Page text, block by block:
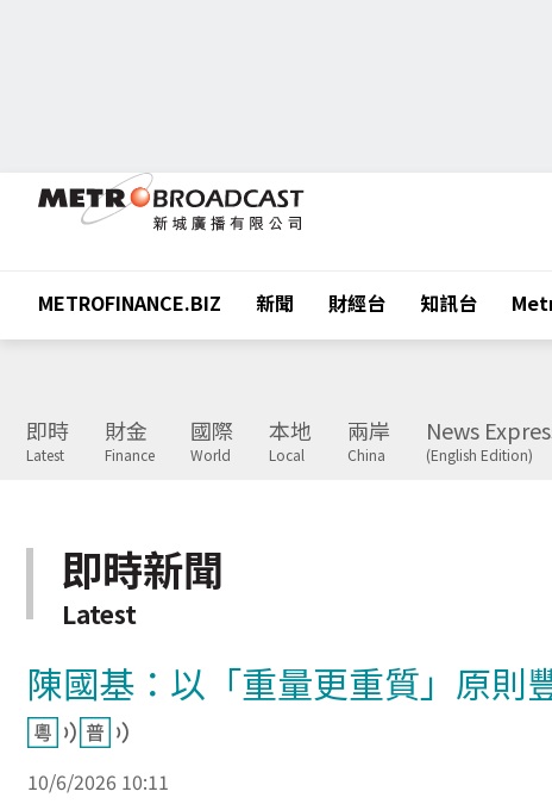
METROFINANCE.BIZ 新聞 財經台 知訊台
即時
Latest
財金
Finance
國際
World
本地
Local
兩岸
China
News
(English Edition)
即時新聞
Latest
陳國基：以「重量更重質」原則
10/6/2026 10:11